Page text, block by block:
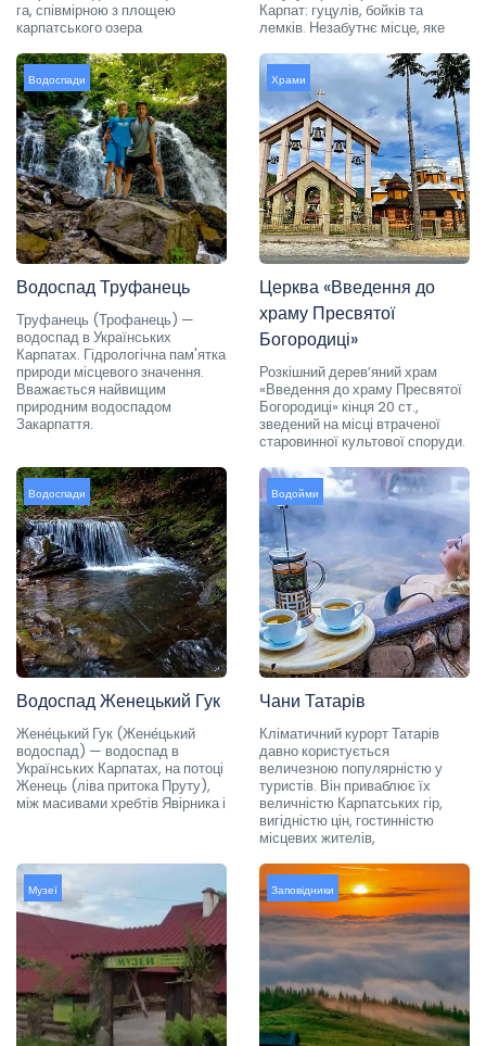
га, співмірною з площею
карпатського озера
Карпат: гуцулів, бойків та
лемків. Незабутнє місце, яке
Водоспади
Водоспад Труфанець
Труфанець (Трофанець) —
водоспад в Українських
Карпатах. Гідрологічна пам'ятка
природи місцевого значення.
Вважається найвищим
природним водоспадом
Закарпаття.
Храми
Церква «Введення до
храму Пресвятої
Богородиці»
Розкішний дерев’яний храм
«Введення до храму Пресвятої
Богородиці» кінця 20 ст.,
зведений на місці втраченої
старовинної культової споруди.
Водоспади
Водоспад Женецький Гук
Жене́цький Гук (Жене́цький
водоспад) — водоспад в
Українських Карпатах, на потоці
Женець (ліва притока Пруту),
між масивами хребтів Явірника і
Водойми
Чани Татарів
Кліматичний курорт Татарів
давно користується
величезною популярністю у
туристів. Він приваблює їх
величністю Карпатських гір,
вигідністю цін, гостинністю
місцевих жителів,
Музеї Заповідники